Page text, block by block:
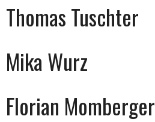
Thomas Tuschter
Mika Wurz
Florian Momberger